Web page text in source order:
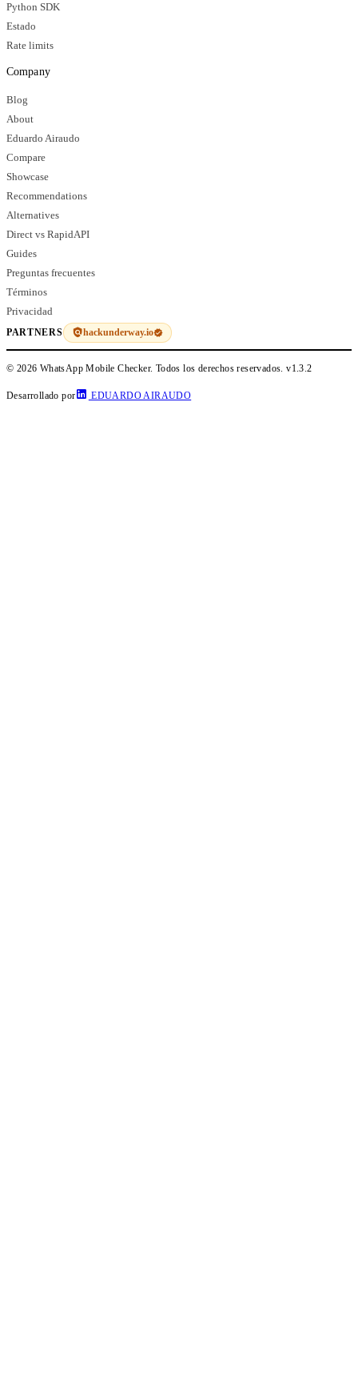
Python SDK
Estado
Rate limits
Company
Blog
About
Eduardo Airaudo
Compare
Showcase
Recommendations
Alternatives
Direct vs RapidAPI
Guides
Preguntas frecuentes
Términos
Privacidad
PARTNERS hackunderway.io
© 2026 WhatsApp Mobile Checker. Todos los derechos reservados.v1.3.2
Desarrollado por EDUARDO AIRAUDO